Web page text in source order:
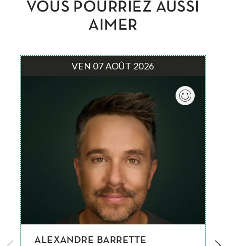
VOUS POURRIEZ AUSSI
AIMER
VEN 07 AOÛT 2026
ALEXANDRE BARRETTE